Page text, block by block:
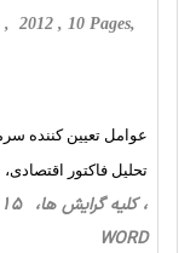
2012 , 10 Pages,
تحلیل فاکتور
WORD